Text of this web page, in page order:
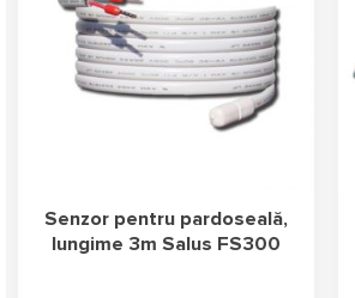
Senzor pentru pardoseală,
lungime 3m Salus FS300